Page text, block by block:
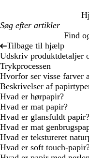
Find
Tilbage til hjælp
Udskriv produktdetaljer
Trykprocessen
Hvorfor ser visse farver
Beskrivelser af
Hvad er hørpapir?
Hvad er mat papir?
Hvad er glansfuldt papir?
Hvad er mat
Hvad er tekstureret
Hvad er soft touch-